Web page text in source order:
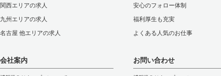
関西エリアの求人
九州エリアの求人
名古屋 他エリアの求人
会社案内
安心のフォロー体制
福利厚生も充実
よくある人気のお仕事
お問い合わせ